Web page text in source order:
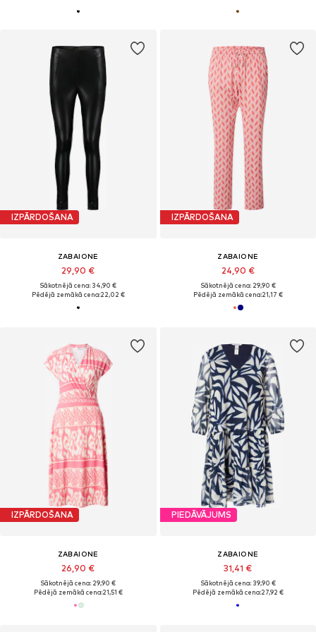
IZPĀRDOŠANA
ZABAIONE
29,90 €
Sākotnējā cena: 34,90 €
Pēdējā zemākā cena:22,02 €
IZPĀRDOŠANA
ZABAIONE
24,90 €
Sākotnējā cena: 29,90 €
Pēdējā zemākā cena:21,17 €
IZPĀRDOŠANA
ZABAIONE
26,90 €
Sākotnējā cena: 29,90 €
Pēdējā zemākā cena:21,51 €
PIEDĀVĀJUMS
ZABAIONE
31,41 €
Sākotnējā cena: 39,90 €
Pēdējā zemākā cena:27,92 €